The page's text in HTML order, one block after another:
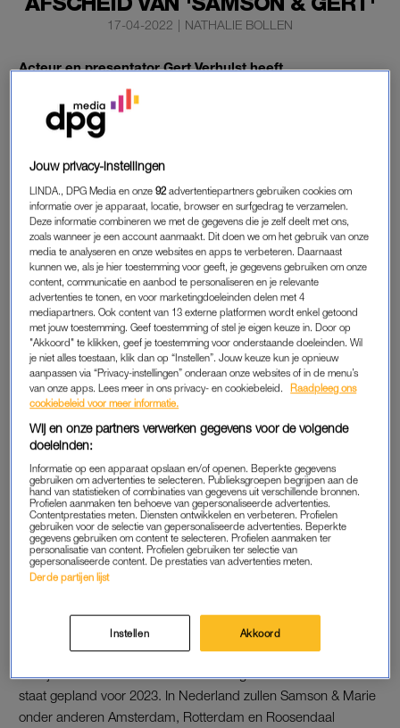
17-04-2022 | NATHALIE BOLLEN
Acteur en presentator Gert Verhulst heeft
definitief afscheid
‘Samson & Gert’. In het Studio 100 Pop-Up Theater in
Puurs speelde de 54-jarige Verhulst zijn allerlaatste
Zijn dochter Marie neemt zijn plek over en gaat nu optreden
met hond Samson. Zij maakten het afgelopen jaar al een
nieuwe tv-serie en een album met liedjes.
GERT VERHULST
Het was de bedoeling dat Verhulst al twee jaar geleden
afscheid zou nemen. Maar de geplande tournee moest hij
schrappen toen in maart 2020 de coronacrisis losbarstte. De
presentator maakte de afgelopen maanden zijn
afscheidstournee alsnog af.
De serieSamson & Gert
ging van start in september 1990. Al
snel werd het een fenomeen in Vlaanderen en Nederland.
Verhulst breidde het format uit tot een imperium met shows,
films en platen. Het programma was bijna achthonderd keer
te zien. Ook verschenen er veertien albums en 44
theatervoorstellingen, verspreid over dertig jaar.
Aan het einde van de laatste voorstelling zaterdagavond
verscheen Marie op het podium. Zij is nu officieel het nieuwe
staat gepland voor 2023. In Nederland zullen Samson & Marie
onder anderen Amsterdam, Rotterdam en Roosendaal
Jouw privacy-instellingen
LINDA., DPG Media en onze92 advertentiepartners gebruiken cookies om
informatie over je apparaat, locatie, browser en surfgedrag te verzamelen.
Deze informatie combineren we met de gegevens die je zelf deelt met ons,
zoals wanneer je een account aanmaakt. Dit doen we om het gebruik van onze
media te analyseren en onze websites en apps te verbeteren. Daarnaast
kunnen we, als je hier toestemming voor geeft, je gegevens gebruiken om onze
content, communicatie en aanbod te personaliseren en je relevante
advertenties te tonen, en voor marketingdoeleinden delen met 4
mediapartners. Ook content van 13 externe platformen wordt enkel getoond
met jouw toestemming. Geef toestemming of stel je eigen keuze in. Door op
"Akkoord" te klikken, geef je toestemming voor onderstaande doeleinden. Wil
je niet alles toestaan, klik dan op “Instellen”. Jouw keuze kun je opnieuw
aanpassen via “Privacy-instellingen” onderaan onze websites of in de menu’s
van onze apps. Lees meer in ons privacy- en cookiebeleid.
Raadpleeg ons
cookiebeleid voor meer informatie.
Wij en onze partners verwerken gegevens voor de volgende
doeleinden:
Informatie op een apparaat opslaan en/of openen. Beperkte gegevens
gebruiken om advertenties te selecteren. Publieksgroepen begrijpen aan de
hand van statistieken of combinaties van gegevens uit verschillende bronnen.
Profielen aanmaken ten behoeve van gepersonaliseerde advertenties.
Contentprestaties meten. Diensten ontwikkelen en verbeteren. Profielen
gebruiken voor de selectie van gepersonaliseerde advertenties. Beperkte
gegevens gebruiken om content te selecteren. Profielen aanmaken ter
personalisatie van content. Profielen gebruiken ter selectie van
gepersonaliseerde content. De prestaties van advertenties meten.
Derde partijen lijst
Instellen Akkoord